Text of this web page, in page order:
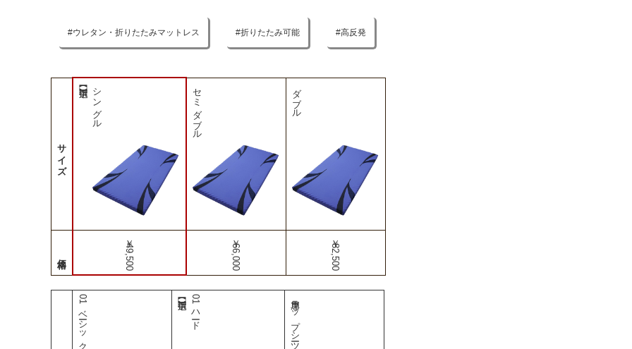
ウレタン・折りたたみマットレス 折りたたみ可能 高反発
サイズ
シングル
￥49,500
セミダブル
￥66,000
ダブル
￥82,500
01ベーシック 01ハード 専用ラップシーツ